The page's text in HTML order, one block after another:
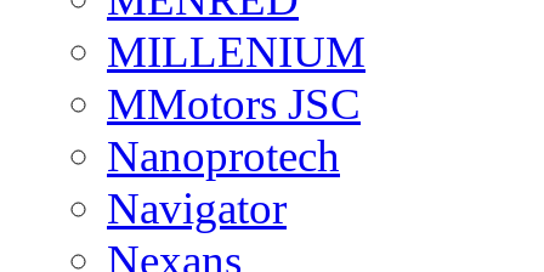
MILLENIUM
MMotors JSC
Nanoprotech
Navigator
Nexans